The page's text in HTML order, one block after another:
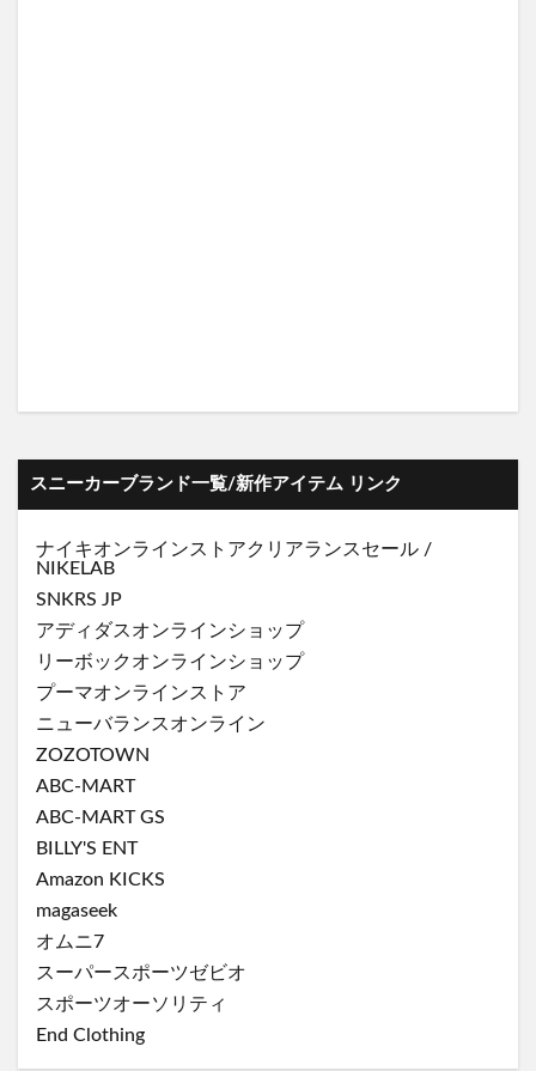
スニーカーブランド一覧/新作アイテム リンク
ナイキオンラインストアクリアランスセール /
NIKELAB
SNKRS JP
アディダスオンラインショップ
リーボックオンラインショップ
プーマオンラインストア
ニューバランスオンライン
ZOZOTOWN
ABC-MART
ABC-MART GS
BILLY'S ENT
Amazon KICKS
magaseek
オムニ7
スーパースポーツゼビオ
スポーツオーソリティ
End Clothing